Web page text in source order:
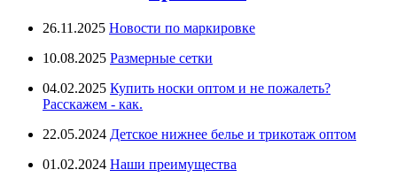
26.11.2025 Новости по маркировке
10.08.2025 Размерные сетки
04.02.2025 Купить носки оптом и не пожалеть?
Расскажем - как.
22.05.2024 Детское нижнее белье и трикотаж оптом
01.02.2024 Наши преимущества